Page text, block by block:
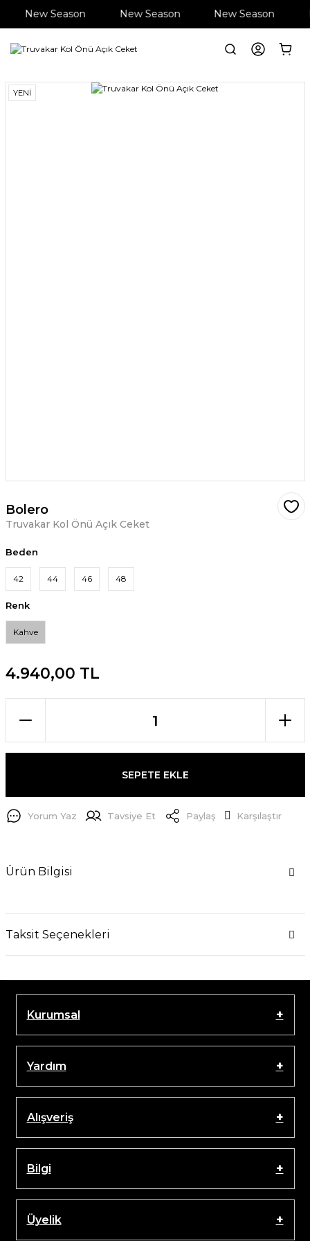
New Season New Season New Season
Anasayfa Giyim Ceket Truvakar Kol Önü Açık Ceket
YENİ
Bolero
Truvakar Kol Önü Açık Ceket
Beden
42 44 46 48
Renk
Kahve
4.940,00 TL
SEPETE EKLE
Yorum Yaz Tavsiye Et Paylaş Karşılaştır
Ürün Bilgisi
Taksit Seçenekleri
Kurumsal
Yardım
Alışveriş
Bilgi
Üyelik